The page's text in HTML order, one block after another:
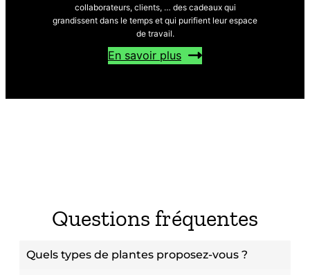
collaborateurs, clients, … des cadeaux qui
grandissent dans le temps et qui purifient leur espace
de travail.
En savoir plus
Questions fréquentes
Quels types de plantes proposez-vous ?